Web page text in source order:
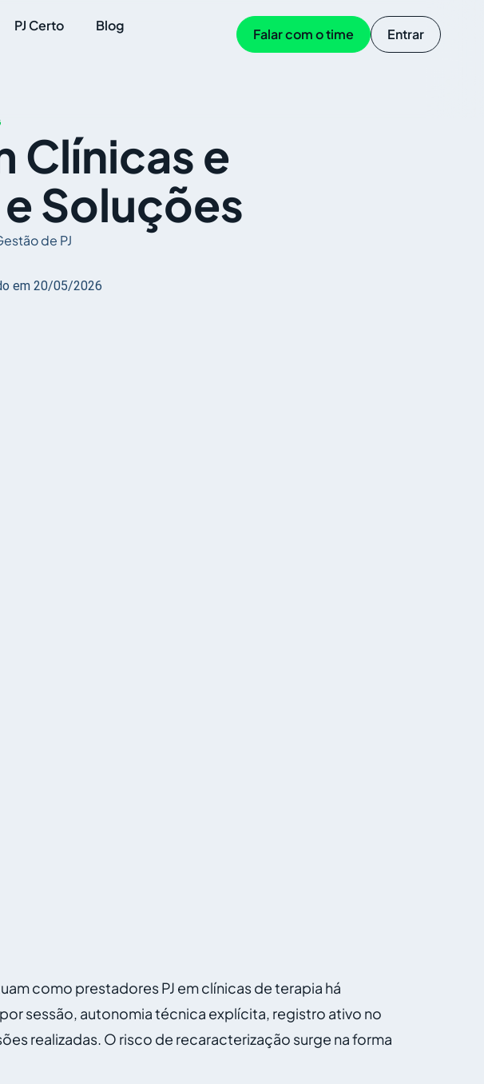
PJ Certo Blog
Falar com o time Entrar
Clínicas e
Soluções
de PJ
em 20/05/2026
como prestadores PJ em clínicas de terapia há
sessão, autonomia técnica explícita, registro ativo no
realizadas. O risco de recaracterização surge na forma